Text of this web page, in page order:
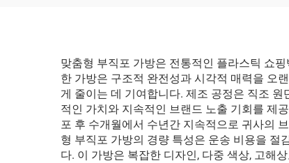
맞춤형 부직포 가방은 전통적인 플라스틱 쇼
한 가방은 구조적 완전성과 시각적 매력을 오
게 줄이는 데 기여합니다. 제조 공정은 직조
적인 가치와 지속적인 브랜드 노출 기회를 제
포 후 수개월에서 수년간 지속적으로 귀사의
형 부직포 가방의 경량 특성은 운송 비용을 절
다. 이 가방은 복잡한 디자인, 다중 색상, 고해